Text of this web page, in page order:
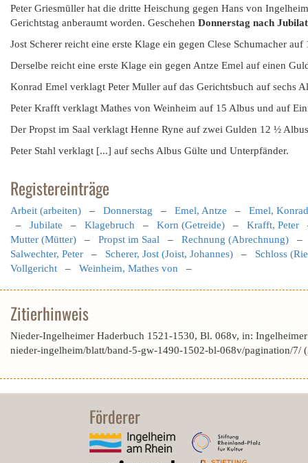
Peter Griesmüller hat die dritte Heischung gegen Hans von
Gerichtstag anberaumt worden. Geschehen Donnerstag nach
Jost Scherer reicht eine erste Klage ein gegen Clese Schumacher
Derselbe reicht eine erste Klage ein gegen Antze Emel auf einen
Konrad Emel verklagt Peter Muller auf das Gerichtsbuch auf sechs
Peter Krafft verklagt Mathes von Weinheim auf 15 Albus und auf
Der Propst im Saal verklagt Henne Ryne auf zwei Gulden 12 ½
Peter Stahl verklagt [...] auf sechs Albus Gülte und Unterpfänder.
Registereinträge
Arbeit (arbeiten) – Donnerstag – Emel, Antze – Emel, Konrad
– Jubilate – Klagebruch – Korn (Getreide) – Krafft, Peter
Mutter (Mütter) – Propst im Saal – Rechnung (Abrechnung)
Salwechter, Peter – Scherer, Jost (Joist, Johannes) – Schloss
Vollgericht – Weinheim, Mathes von –
Zitierhinweis
Nieder-Ingelheimer Haderbuch 1521-1530, Bl. 068v, in:
nieder-ingelheim/blatt/band-5-gw-1490-1502-bl-068v/pagination/7/
Förderer